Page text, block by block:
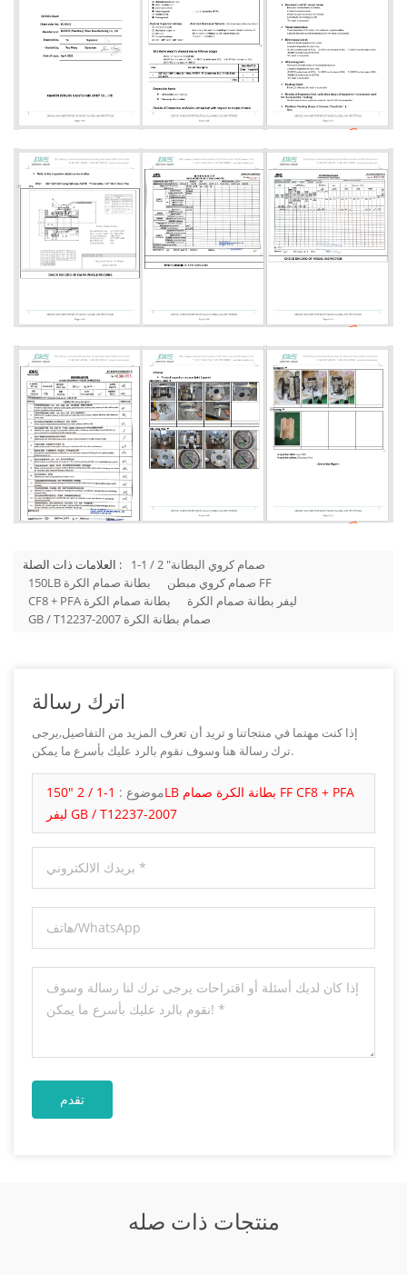
العلامات ذات الصلة :
1-1 / 2 "صمام كروي البطانة
150LB بطانة صمام الكرة
صمام كروي مبطن FF
CF8 + PFA بطانة صمام الكرة
ليفر بطانة صمام الكرة
GB / T12237-2007 صمام بطانة الكرة
اترك رسالة
إذا كنت مهتما في منتجاتنا و تريد أن تعرف المزيد من التفاصيل,يرجى
ترك رسالة هنا وسوف نقوم بالرد عليك بأسرع ما يمكن.
موضوع :
1-1 / 2 "150LB بطانة الكرة صمام FF CF8 + PFA
ليفر GB / T12237-2007
منتجات ذات صله